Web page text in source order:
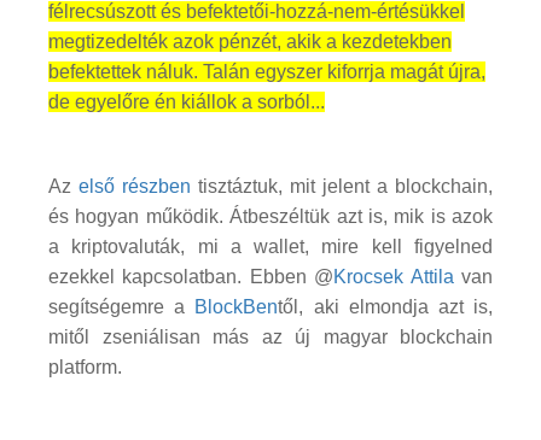
félrecsúszott és befektetői-hozzá-nem-értésükkel
megtizedelték azok pénzét, akik a kezdetekben
befektettek náluk. Talán egyszer kiforrja magát újra,
de egyelőre én kiállok a sorból...
Az első részben tisztáztuk, mit jelent a blockchain,
és hogyan működik. Átbeszéltük azt is, mik is azok
a kriptovaluták, mi a wallet, mire kell figyelned
ezekkel kapcsolatban. Ebben @Krocsek Attila van
segítségemre a BlockBentől, aki elmondja azt is,
mitől zseniálisan más az új magyar blockchain
platform.